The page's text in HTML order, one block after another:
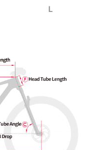
L